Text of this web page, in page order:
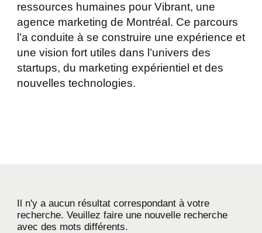
ressources humaines pour Vibrant, une
agence marketing de Montréal. Ce parcours
l’a conduite à se construire une expérience et
une vision fort utiles dans l’univers des
startups, du marketing expérientiel et des
nouvelles technologies.
Il n'y a aucun résultat correspondant à votre
recherche. Veuillez faire une nouvelle recherche
avec des mots différents.